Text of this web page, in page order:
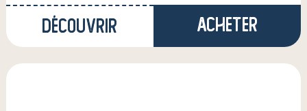
Découvrir Acheter